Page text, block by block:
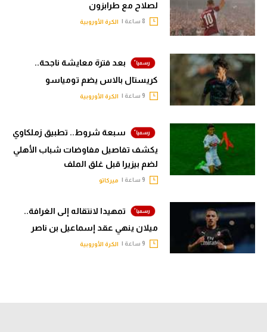
لصلاح مع طرابزون
الكرة الأوروبية
بعد فترة معايشة ناجحة..
كريستال بالاس يضم تومياسو
الكرة الأوروبية
سبعة شروط.. تطبيق زملكاوي
يكشف تفاصيل مفاوضات شباب الأهلي
لضم بيزيرا قبل غلق الملف
ميركاتو
تمهيدا لانتقاله إلى الغرافة..
ميلان ينهي عقد إسماعيل بن ناصر
الكرة الأوروبية